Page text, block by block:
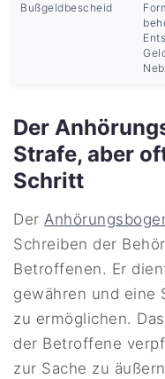
Bußgeldbescheid
Der
Strafe, aber
Schritt
Der
Schreiben der
Betroffenen. Er
gewähren und eine
zu ermöglichen.
der Betroffene
zur Sache zu